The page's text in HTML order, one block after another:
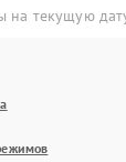
на текущую